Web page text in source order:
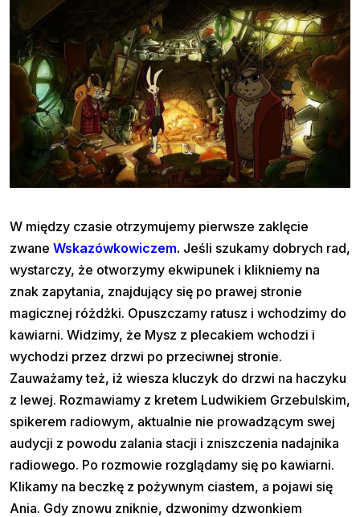
W między czasie otrzymujemy pierwsze zaklęcie
zwane Wskazówkowiczem. Jeśli szukamy dobrych rad,
wystarczy, że otworzymy ekwipunek i klikniemy na
znak zapytania, znajdujący się po prawej stronie
magicznej różdżki. Opuszczamy ratusz i wchodzimy do
kawiarni. Widzimy, że Mysz z plecakiem wchodzi i
wychodzi przez drzwi po przeciwnej stronie.
Zauważamy też, iż wiesza kluczyk do drzwi na haczyku
z lewej. Rozmawiamy z kretem Ludwikiem Grzebulskim,
spikerem radiowym, aktualnie nie prowadzącym swej
audycji z powodu zalania stacji i zniszczenia nadajnika
radiowego. Po rozmowie rozglądamy się po kawiarni.
Klikamy na beczkę z pożywnym ciastem, a pojawi się
Ania. Gdy znowu zniknie, dzwonimy dzwonkiem